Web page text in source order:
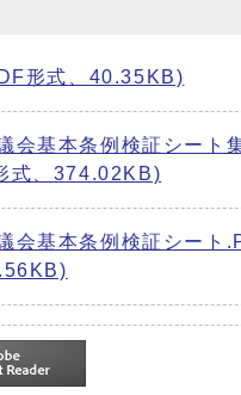
形式、40.35KB)
会基本条例検証シート
式、374.02KB)
会基本条例検証シート